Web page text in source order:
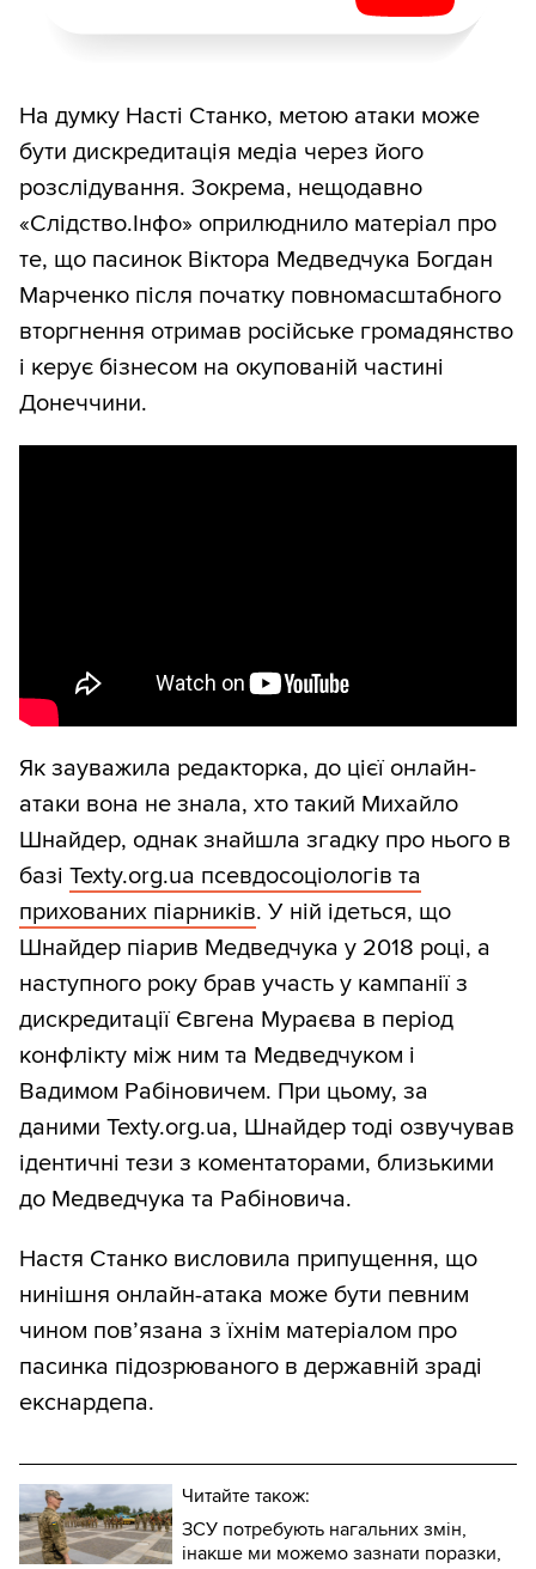
На думку Насті Станко, метою атаки може
бути дискредитація медіа через його
розслідування. Зокрема, нещодавно
«Слідство.Інфо» оприлюднило матеріал про
те, що пасинок Віктора Медведчука Богдан
Марченко після початку повномасштабного
вторгнення отримав російське громадянство
і керує бізнесом на окупованій частині
Донеччини.
Як зауважила редакторка, до цієї онлайн-
атаки вона не знала, хто такий Михайло
Шнайдер, однак знайшла згадку про нього в
базі Texty.org.ua псевдосоціологів та
прихованих піарників. У ній ідеться, що
Шнайдер піарив Медведчука у 2018 році, а
наступного року брав участь у кампанії з
дискредитації Євгена Мураєва в період
конфлікту між ним та Медведчуком і
Вадимом Рабіновичем. При цьому, за
даними Texty.org.ua, Шнайдер тоді озвучував
ідентичні тези з коментаторами, близькими
до Медведчука та Рабіновича.
Настя Станко висловила припущення, що
нинішня онлайн-атака може бути певним
чином пов’язана з їхнім матеріалом про
пасинка підозрюваного в державній зраді
екснардепа.
Читайте також:
ЗСУ потребують нагальних змін,
інакше ми можемо зазнати поразки,